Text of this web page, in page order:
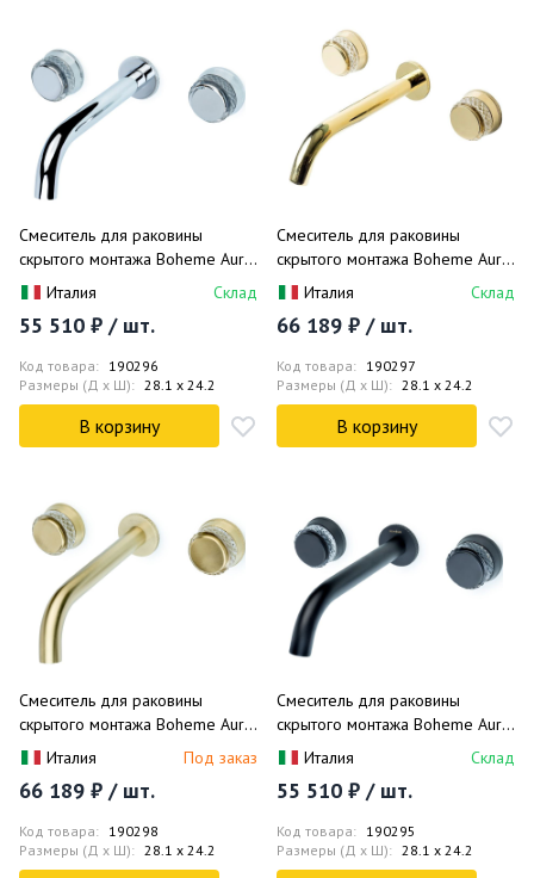
Смеситель для раковины
скрытого монтажа Boheme Aura
152-2-CR-A (хром), без донного
Италия Склад
55 510 ₽ / шт.
Код товара: 190296
Размеры (Д x Ш): 28.1 x 24.2
В корзину
Смеситель для раковины
скрытого монтажа Boheme Aura
152-2-G-A (золотой), без
Италия Склад
66 189 ₽ / шт.
Код товара: 190297
Размеры (Д x Ш): 28.1 x 24.2
В корзину
Смеситель для раковины
скрытого монтажа Boheme Aura
152-2-MG-A (золото матовое),
Италия Под заказ
66 189 ₽ / шт.
Код товара: 190298
Размеры (Д x Ш): 28.1 x 24.2
Смеситель для раковины
скрытого монтажа Boheme Aura
152-2-B-A (черный матовый),
Италия Склад
55 510 ₽ / шт.
Код товара: 190295
Размеры (Д x Ш): 28.1 x 24.2